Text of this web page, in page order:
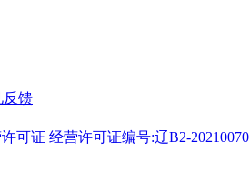
反馈
可证 经营许可证编号:辽B2-20210070